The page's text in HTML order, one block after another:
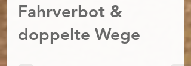
Fahrverbot &
doppelte Wege